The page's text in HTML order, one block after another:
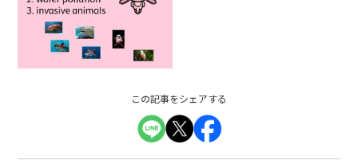
この記事をシェアする